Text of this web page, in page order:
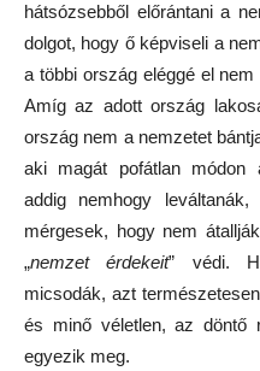
hátsózsebből előrántani a
dolgot, hogy ő képviseli a
a többi ország eléggé el
Amíg az adott ország
ország nem a nemzetet
aki magát pofátlan módon
addig nemhogy
mérgesek, hogy nem
„nemzet érdekeit” védi.
micsodák, azt
és minő véletlen, az döntő
egyezik meg.